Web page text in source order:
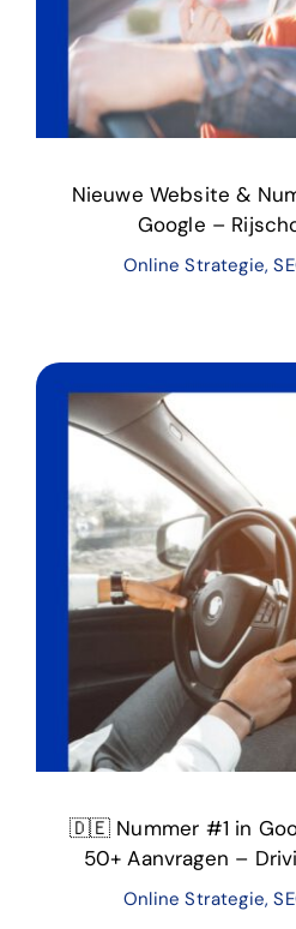
Nieuwe Website &
Google –
Online Strategie,
🇩🇪 Nummer #1 in
50+ Aanvragen –
Online Strategie,